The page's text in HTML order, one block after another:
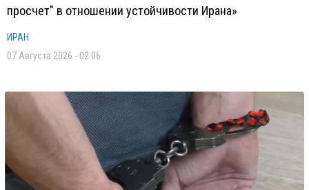
просчет" в отношении устойчивости Ирана»
ИРАН
07 Августа 2026 - 02:06